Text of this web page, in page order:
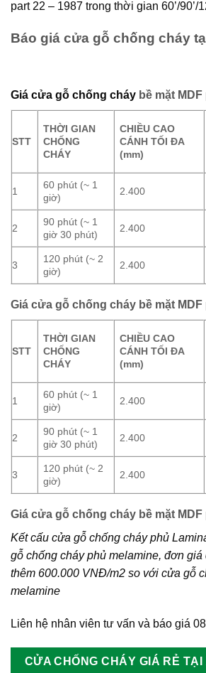
part 22 – 1987 trong thời gian 60’/90’/
Báo giá cửa gỗ chống cháy
Giá cửa gỗ chống cháy bề mặt
STT
THỜI GIAN
CHỐNG
CHÁY
CHIỀU CAO
CÁNH TỐI ĐA
(mm)
1
60 phút (~ 1
giờ)
2.400
2
90 phút (~ 1
giờ 30 phút)
2.400
3
120 phút (~ 2
giờ)
2.400
Giá cửa gỗ chống cháy bề mặt
STT
THỜI GIAN
CHỐNG
CHÁY
CHIỀU CAO
CÁNH TỐI ĐA
(mm)
1
60 phút (~ 1
giờ)
2.400
2
90 phút (~ 1
giờ 30 phút)
2.400
3
120 phút (~ 2
giờ)
2.400
Giá cửa gỗ chống cháy bề mặt
Kết cấu cửa gỗ chống cháy phủ
gỗ chống cháy phủ melamine, đơn giá
thêm 600.000 VNĐ/m2 so với cửa gỗ
melamine
Liên hệ nhân viên tư vấn và báo giá
CỬA CHỐNG CHÁY GIÁ RẺ